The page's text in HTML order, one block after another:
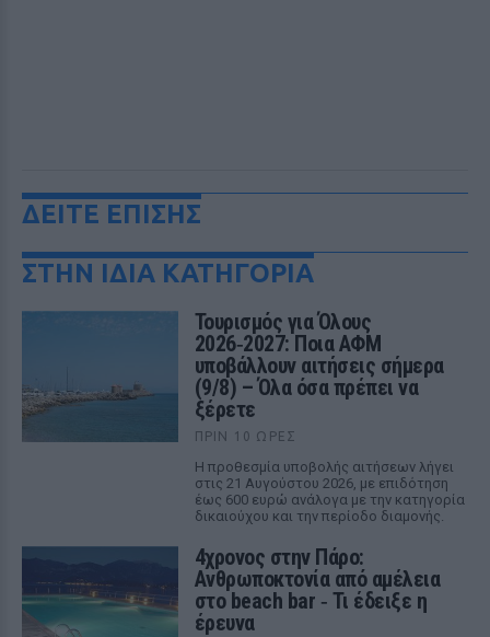
ΔΕΙΤΕ ΕΠΙΣΗΣ
ΣΤΗΝ ΙΔΙΑ ΚΑΤΗΓΟΡΙΑ
Τουρισμός για Όλους
2026‑2027: Ποια ΑΦΜ
υποβάλλουν αιτήσεις σήμερα
(9/8) – Όλα όσα πρέπει να
ξέρετε
ΠΡΙΝ 10 ΏΡΕΣ
Η προθεσμία υποβολής αιτήσεων λήγει
στις 21 Αυγούστου 2026, με επιδότηση
έως 600 ευρώ ανάλογα με την κατηγορία
δικαιούχου και την περίοδο διαμονής.
4χρονος στην Πάρο:
Ανθρωποκτονία από αμέλεια
στο beach bar ‑ Τι έδειξε η
έρευνα